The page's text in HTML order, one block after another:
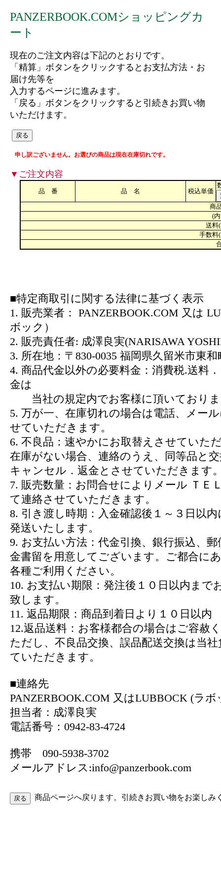
PANZERBOOK.COMショッピングカ
ート
現在のご注文内容は下記のとおりです。
「精算」ボタンをクリックするとお支払方法・お
届け先等を
入力するページに進みます。
「戻る」ボタンをクリックすると引続きお買い物
いただけます。
申し訳ございません。お選びの商品は現在在庫切れです。
▼ご注文内容
品 番 品 名 税込単価
商
(
送料
手数料
■特定商取引に関する法律に基づく表示
1. 販売業者： PANZERBOOK.COM 又は
ボック）
2. 販売責任者: 成澤良実(NARISAWA
3. 所在地：〒830-0035 福岡県久留米市東和
4. 商品代金以外の必要料金：消費税.送料
金は
当社の規定内でお客様に頂いており
5. 万が一、在庫切れの場合は電話、メー
せていただきます。
6. 不良品：速やかにお取替えさせていた
在庫がない場合、連絡のうえ、同等品と
キャンセル．返金とさせていただきます
7. 販売数量：お問合せによりメール ＴＥ
て連絡させていただきます。
8. 引き渡し時期：入金確認後１～３日以
発送いたします。
9. お支払い方法：代金引換、銀行振込、郵
金書留を用意してございます。ご都合に
各種ご利用ください。
10. お支払い期限：発注後１０日以内まで
致します。
11. 返品期限：商品到着日より１０日以内
12.返品送料：お客様都合の場合はご容赦
ただし、不良品交換、誤品配送交換は当
ていただきます。
■連絡先
PANZERBOOK.COM 又はLUBBOCK (ラボ
担当者：成澤良実
電話番号：0942-83-4724
携帯 090-5938-3702
メールアドレス:info@panzerbook.com
商品ページへ戻ります。引続きお買い物をお楽しみ